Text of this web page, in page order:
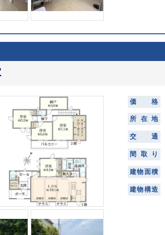
価 格
所 在 地
交 通
間 取 り
建物面積
建物構造